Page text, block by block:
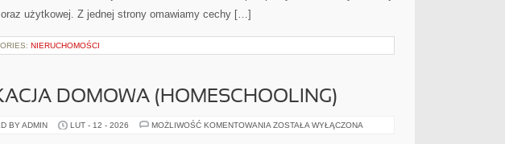
użytkowej. Z jednej strony omawiamy cechy […]
NIERUCHOMOŚCI
DOMOWA (HOMESCHOOLING)
BY ADMIN LUT - 12 - 2026 MOŻLIWOŚĆ KOMENTOWANIA EDUKACJA
ZOSTAŁA WYŁĄCZONA